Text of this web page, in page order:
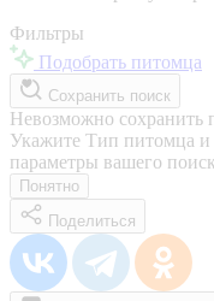
Фильтры
Подобрать питомца
Сохранить поиск
Невозможно сохранить
Укажите Тип питомца
параметры вашего
Понятно
Поделиться